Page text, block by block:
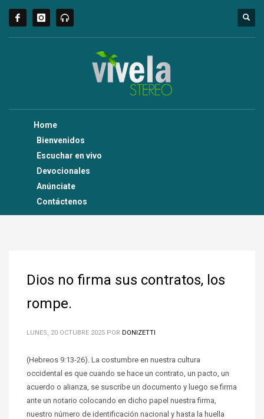
Home
Bienvenidos
Escuchar en vivo
Devocionales
Anúnciate
Contáctenos
Dios no firma sus contratos, los
rompe.
LUNES, 20 OCTUBRE 2025 POR DONIZETTI
(Hebreos 9:13-26). La costumbre en nuestra cultura
occidental es que cuando se hace un contrato, un pacto, un
acuerdo o alianza, se suscribe un documento y luego se firma
ante un notario colocando en dicho papel nuestra firma,
nuestro número de identificación nacional y hasta la huella